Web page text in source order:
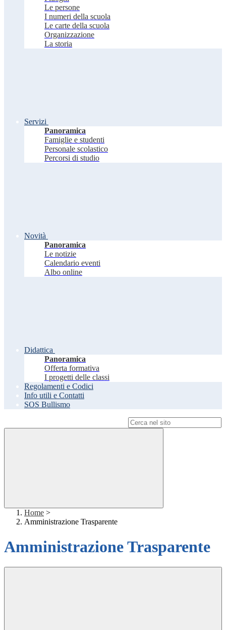
Le persone
I numeri della scuola
Le carte della scuola
Organizzazione
La storia
Servizi
Panoramica
Famiglie e studenti
Personale scolastico
Percorsi di studio
Novità
Panoramica
Le notizie
Calendario eventi
Albo online
Didattica
Panoramica
Offerta formativa
I progetti delle classi
Regolamenti e Codici
Info utili e Contatti
SOS Bullismo
Home >
Amministrazione Trasparente
Amministrazione Trasparente